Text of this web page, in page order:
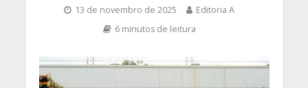
13 de novembro de 2025
Editoria A
6 minutos de leitura